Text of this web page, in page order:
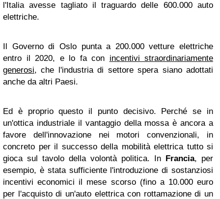
l'Italia avesse tagliato il traguardo delle 600.000 auto
elettriche.
Il Governo di Oslo punta a 200.000 vetture elettriche
entro il 2020, e lo fa con incentivi straordinariamente
generosi, che l'industria di settore spera siano adottati
anche da altri Paesi.
Ed è proprio questo il punto decisivo. Perché se in
un'ottica industriale il vantaggio della mossa è ancora a
favore dell'innovazione nei motori convenzionali, in
concreto per il successo della mobilità elettrica tutto si
gioca sul tavolo della volontà politica. In Francia, per
esempio, è stata sufficiente l'introduzione di sostanziosi
incentivi economici il mese scorso (fino a 10.000 euro
per l'acquisto di un'auto elettrica con rottamazione di un